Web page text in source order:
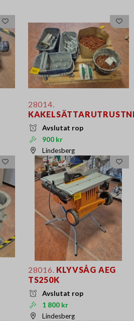
28014.
Avslutat rop
900 kr
Lindesberg
28016. KLYVSÅG AEG
TS250K
Avslutat rop
1 800 kr
Lindesberg